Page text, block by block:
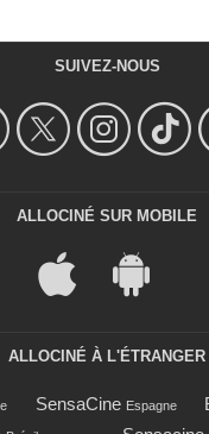
SUIVEZ-NOUS
ALLOCINÉ SUR MOBILE
ALLOCINÉ À L'ÉTRANGER
SensaCine Espagne